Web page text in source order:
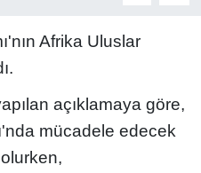
Afrika Uluslar
açıklamaya göre,
mücadele edecek